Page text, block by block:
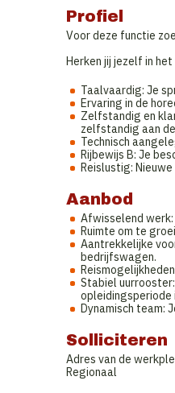
Profiel
Voor deze functie
Herken jij jezelf in
Taalvaardig: Je
Ervaring in de
Zelfstandig en
zelfstandig aan
Technisch
Rijbewijs B: Je
Reislustig:
Aanbod
Afwisselend
Ruimte om te
Aantrekkelijke
bedrijfswagen.
Stabiel
opleidingsperiode
Dynamisch team:
Solliciteren
Adres van de
Regionaal